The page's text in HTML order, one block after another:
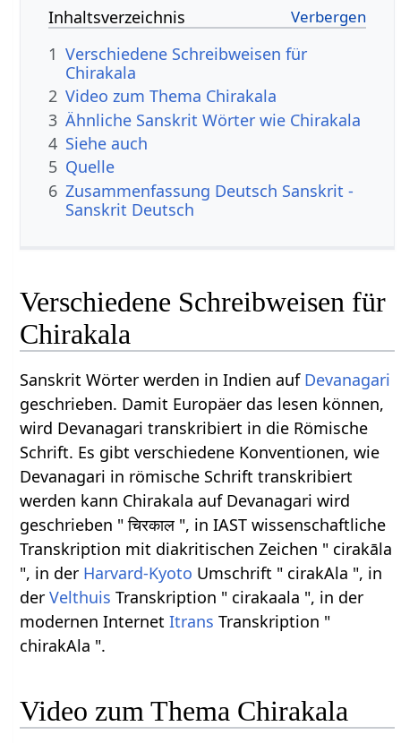
Inhaltsverzeichnis
1 Verschiedene Schreibweisen für
Chirakala
2 Video zum Thema Chirakala
3 Ähnliche Sanskrit Wörter wie Chirakala
4 Siehe auch
5 Quelle
6 Zusammenfassung Deutsch Sanskrit -
Sanskrit Deutsch
Verschiedene Schreibweisen für
Chirakala
Sanskrit Wörter werden in Indien auf Devanagari
geschrieben. Damit Europäer das lesen können,
wird Devanagari transkribiert in die Römische
Schrift. Es gibt verschiedene Konventionen, wie
Devanagari in römische Schrift transkribiert
werden kann Chirakala auf Devanagari wird
geschrieben " चिरकाल ", in IAST wissenschaftliche
Transkription mit diakritischen Zeichen " cirakāla
", in der Harvard-Kyoto Umschrift " cirakAla ", in
derVelthuis Transkription " cirakaala ", in der
modernen InternetItrans Transkription "
chirakAla ".
Video zum Thema Chirakala